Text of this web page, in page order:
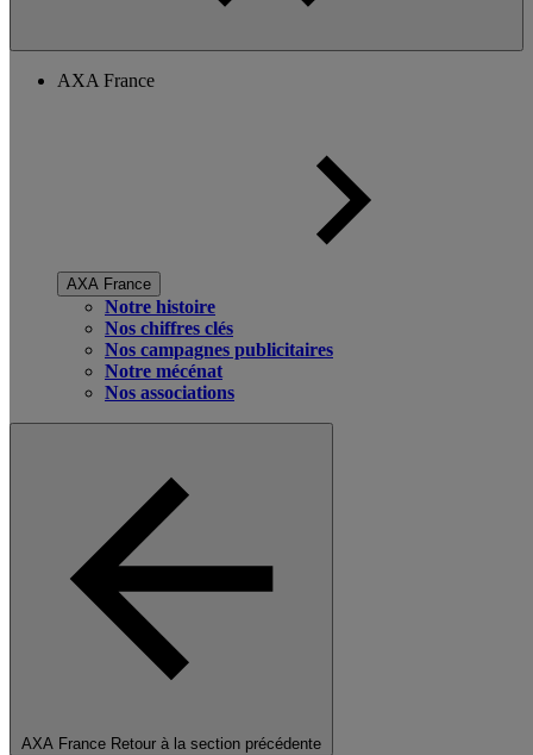
AXA France
AXA France
Notre histoire
Nos chiffres clés
Nos campagnes publicitaires
Notre mécénat
Nos associations
AXA France Retour à la section précédente